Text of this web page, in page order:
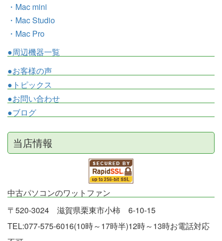
・Mac mini
・Mac Studio
・Mac Pro
●周辺機器一覧
●お客様の声
●トピックス
●お問い合わせ
●ブログ
当店情報
中古パソコンのワットファン
〒520-3024 滋賀県栗東市小柿 6-10-15
TEL:077-575-6016(10時～17時半)12時～13時お電話対応